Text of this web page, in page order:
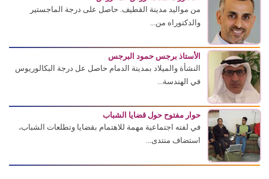
من مواليد مدينة القطيف. حاصل على درجة الماجستير
والدكتوراه من...
الأستاذ برجس حمود البرجس
النشأة والميلاد بمدينة الدمام حاصل عل درجة البكالوريوس
في الهندسة...
حوار مفتوح حول قضايا الشباب
في لفته اجتماعية مهمة للاهتمام بقضايا وتطلعات الشباب،
استضاف منتدى...